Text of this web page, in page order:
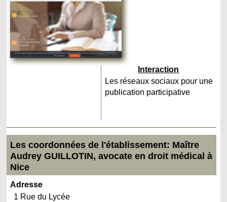
Interaction
Les réseaux sociaux pour une
publication participative
Les coordonnées de l'établissement: Maître
Audrey GUILLOTIN, avocate en droit médical à
Nice
Adresse
1 Rue du Lycée